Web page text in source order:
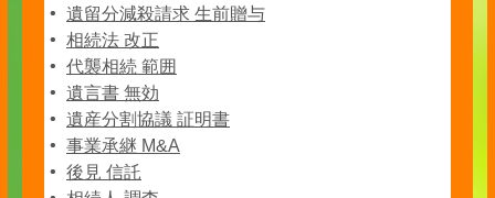
遺留分減殺請求 生前贈与
相続法 改正
代襲相続 範囲
遺言書 無効
遺産分割協議 証明書
事業承継 M&A
後見 信託